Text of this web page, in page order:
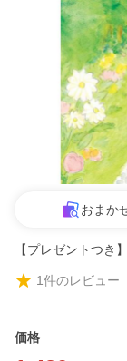
おまか
【プレゼントつき
1件のレビュー
価格